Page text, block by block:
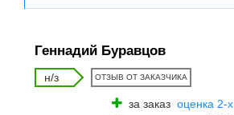
Геннадий Буравцов
н/з ОТЗЫВ ОТ ЗАКАЗЧИКА
за заказ оценка 2-